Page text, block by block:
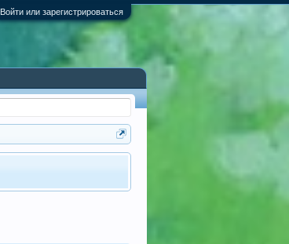
Войти или зарегистрироваться